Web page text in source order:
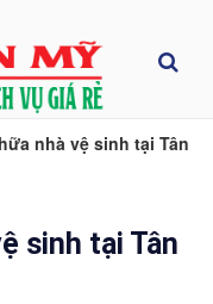
nhà vệ sinh tại Tân
sinh tại Tân